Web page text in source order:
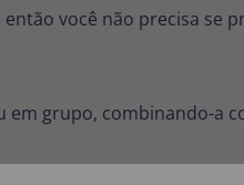
você não precisa se
em grupo, combinando-a